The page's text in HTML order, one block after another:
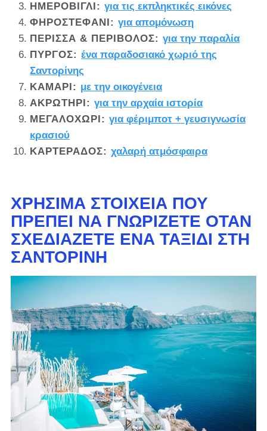
ΗΜΕΡΟΒΊΓΛΙ:για τις εκπληκτικές εικόνες
ΦΗΡΟΣΤΕΦΆΝΙ:για απομόνωση
ΠΕΡΊΣΣΑ & ΠΕΡΊΒΟΛΟΣ:για την παραλία
ΠΎΡΓΟΣ:ένα παραδοσιακό χωριό της
Σαντορίνης
ΚΑΜΆΡΙ: με την οικογένεια
ΑΚΡΩΤΉΡΙ:για την αρχαία ιστορία
ΜΕΓΑΛΟΧΏΡΙ:για φέριμποτ + γευσιγνωσία
κρασιού
ΚΑΡΤΕΡΆΔΟΣ:χαλαρή ατμόσφαιρα
ΧΡΉΣΙΜΑ ΣΤΟΙΧΕΊΑ ΠΟΥ
ΠΡΈΠΕΙ ΝΑ ΓΝΩΡΊΖΕΤΕ ΌΤΑΝ
ΣΧΕΔΙΆΖΕΤΕ ΈΝΑ ΤΑΞΊΔΙ ΣΤΗ
ΣΑΝΤΟΡΊΝΗ